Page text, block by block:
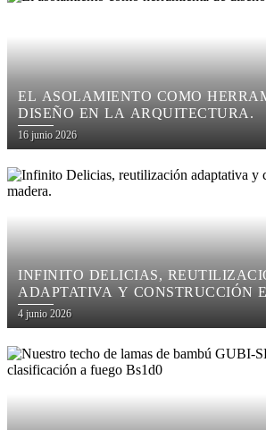
EL ASOLAMIENTO COMO
DISEÑO EN LA ARQUITECTURA.
Posted
on
16 junio 2026
INFINITO DELICIAS,
ADAPTATIVA Y CONSTRUCCIÓN
Posted
on
4 junio 2026